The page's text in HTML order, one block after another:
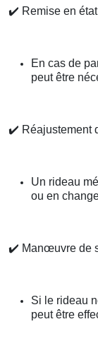
✔️ Remise en
En cas de
peut être
✔️ Réajustement
Un rideau
ou en
✔️ Manœuvre de
Si le rideau
peut être